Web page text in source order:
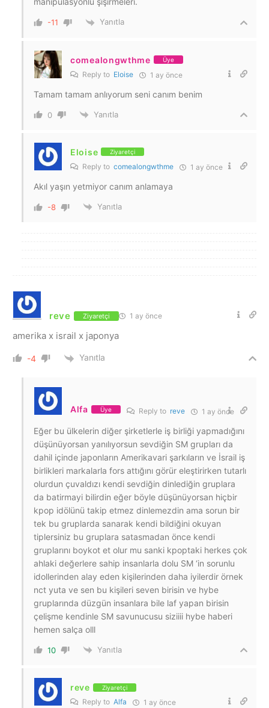
-11 Yanıtla
comealongwthme Üye
Reply to Eloise 1 ay önce
Tamam tamam anlıyorum seni canım benim
0 Yanıtla
Eloise Ziyaretçi
Reply to comealongwthme 1 ay önce
Akıl yaşın yetmiyor canım anlamaya
-8 Yanıtla
reve Ziyaretçi 1 ay önce
amerika x israil x japonya
-4 Yanıtla
Alfa Üye Reply to reve 1 ay önce
Eğer bu ülkelerin diğer şirketlerle iş birliği yapmadığını
düşünüyorsan yanılıyorsun sevdiğin SM grupları da
dahil içinde japonların Amerikavari şarkıların ve İsrail iş
birlikleri markalarla fors attığını görür eleştirirken tutarlı
olurdun çuvaldızı kendi sevdiğin dinlediğin gruplara
da batirmayi bilirdin eğer böyle düşünüyorsan hiçbir
kpop idölünü takip etmez dinlemezdin ama sorun bir
tek bu gruplarda sanarak kendi bildiğini okuyan
tiplersiniz bu gruplara satasmadan önce kendi
gruplarını boykot et olur mu sanki kpoptaki herkes çok
ahlaki değerlere sahip insanlarla dolu SM ‘in sorunlu
idollerinden alay eden kişilerinden daha iyilerdir örnek
nct yuta ve sen bu kişileri seven birisin ve hybe
gruplarında düzgün insanlara bile laf yapan birisin
çelişme kendinle SM savunucusu siziiii hybe haberi
hemen salça olll
10 Yanıtla
reve Ziyaretçi
Reply to Alfa 1 ay önce